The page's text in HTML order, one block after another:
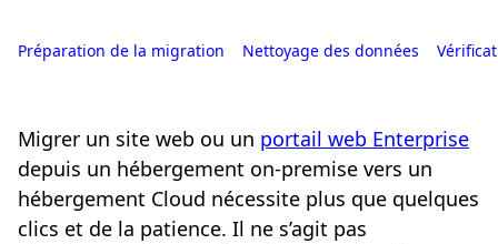
Préparation de la migration Nettoyage des données
Migrer un site web ou un portail web Enterprise
depuis un hébergement on-premise vers un
hébergement Cloud nécessite plus que quelques
clics et de la patience. Il ne s’agit pas